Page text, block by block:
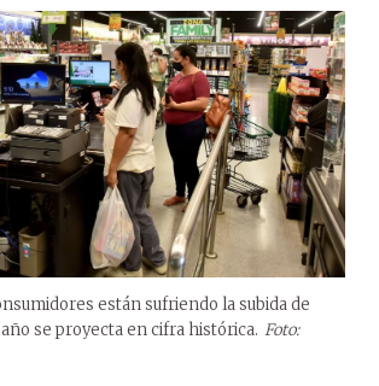
están sufriendo la subida de
se proyecta en cifra histórica. Foto: